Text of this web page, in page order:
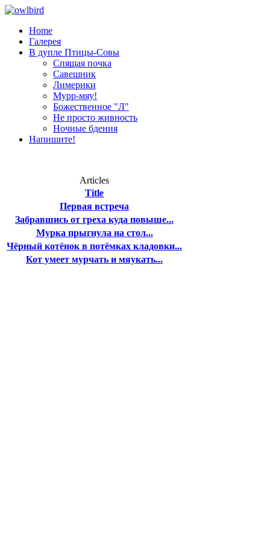
Home
Галерея
В дупле Птицы-Совы
Спящая почка
Савешник
Лимерики
Мурр-мяу!
Божественное "Л"
Не просто живность
Ночные бдения
Напишите!
Articles
Title
Первая встреча
Забравшись от греха куда повыше...
Мурка прыгнула на стол...
Чёрный котёнок в потёмках кладовки...
Кот умеет мурчать и мяукать...